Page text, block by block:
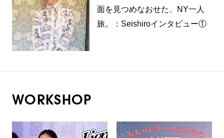
面を見つめなおせた、NY一人
旅。：Seishiroインタビュー①
WORKSHOP